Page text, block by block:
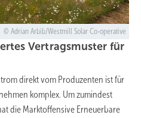
Adrian Arbib/Westmill Solar Co-operative
Vertragsmuster für
direkt vom Produzenten ist für
komplex. Um zumindest
die Marktoffensive Erneuerbare